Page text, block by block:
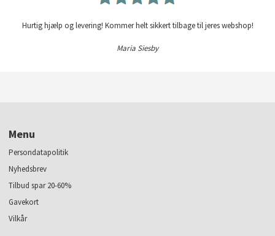
Hurtig hjælp og levering! Kommer helt sikkert tilbage til jeres webshop!
Maria Siesby
Menu
Persondatapolitik
Nyhedsbrev
Tilbud spar 20-60%
Gavekort
Vilkår